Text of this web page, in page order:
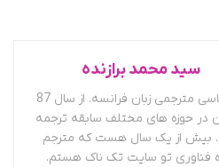
سید محمد برازنده
کارشناسی مترجمی زبان فرانسه. از سال 87
در حوزه های مختلف سابقه ترجمه
بیش از یک سال هست که مترجم
فناوری تو سایت تک ناک هستم.